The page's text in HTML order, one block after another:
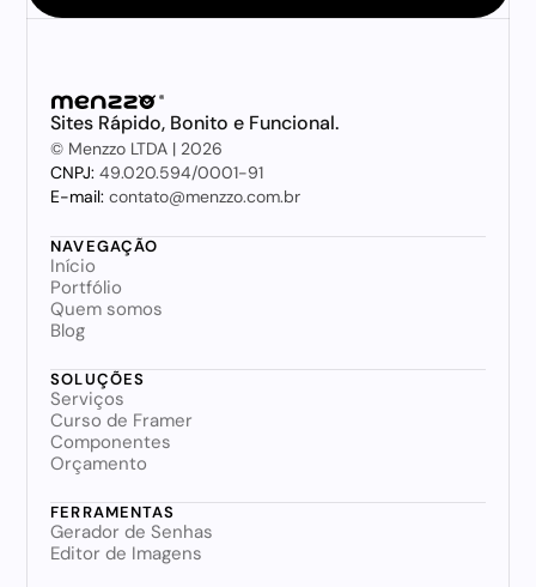
Sites Rápido, Bonito e Funcional.
© Menzzo LTDA | 2026
CNPJ: 49.020.594/0001-91
E-mail: contato@menzzo.com.br
NAVEGAÇÃO
Início
Portfólio
Quem somos
Blog
SOLUÇÕES
Serviços
Curso de Framer
Componentes
Orçamento
FERRAMENTAS
Gerador de Senhas
Editor de Imagens